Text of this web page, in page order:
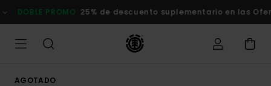
a
la
DOBLE PROMO 25% de descuento suplementario en las
AGOTADO